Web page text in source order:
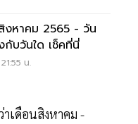
งหาคม 2565 - วัน
กับวันใด เช็คที่นี่
น.
เดือนสิงหาคม -